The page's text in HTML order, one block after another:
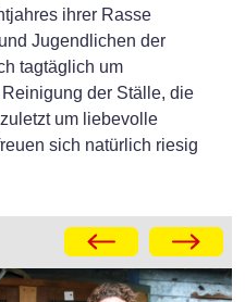
ihrer Rasse
Jugendlichen der
tagtäglich um
der Ställe, die
um liebevolle
sich natürlich riesig